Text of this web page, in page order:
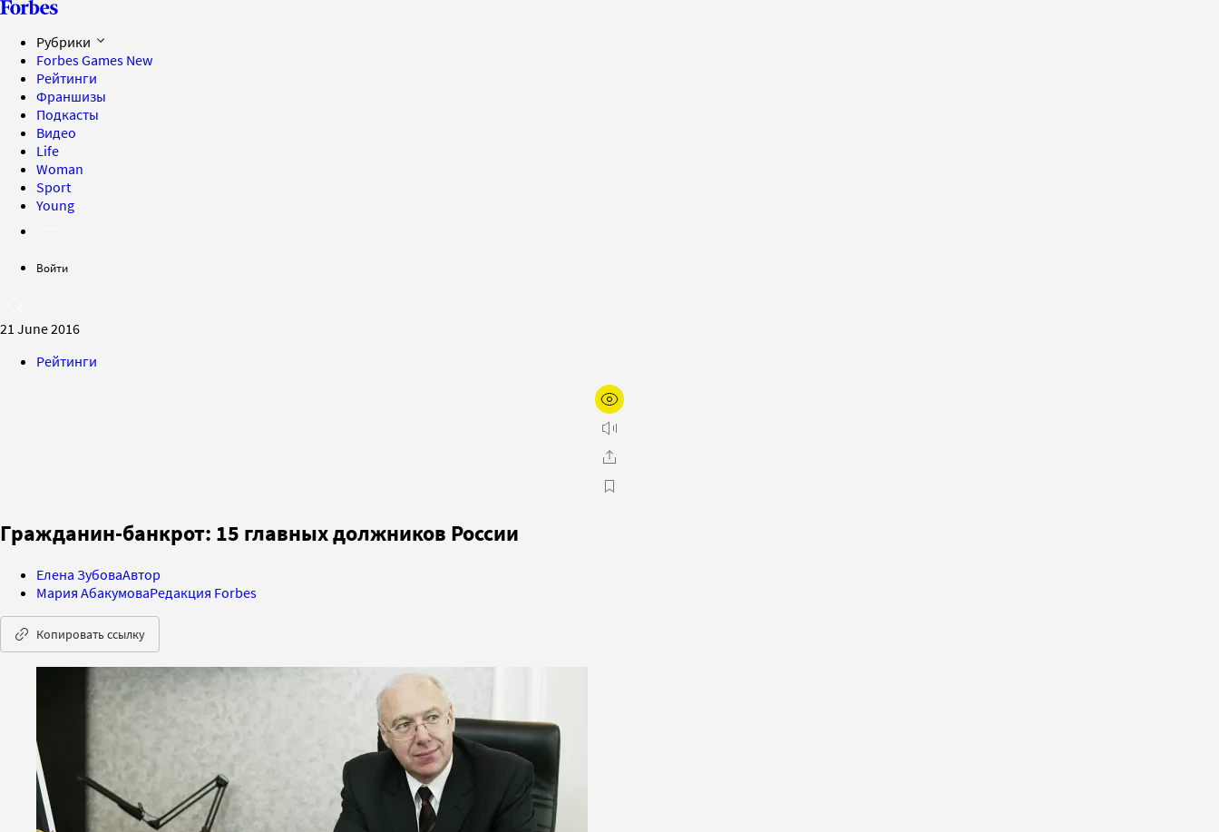
Рубрики
Forbes Games New
Рейтинги
Франшизы
Подкасты
Видео
Life
Woman
Sport
Young
Войти
21 June 2016
Рейтинги
Гражданин-банкрот: 15 главных должников России
Елена ЗубоваАвтор
Мария АбакумоваРедакция Forbes
Копировать ссылку